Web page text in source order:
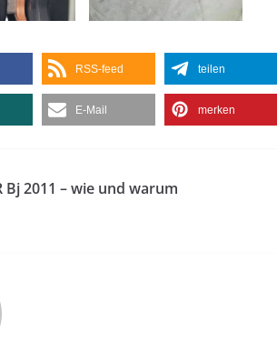
RSS-feed teilen
E-Mail merken
Bj 2011 – wie und warum